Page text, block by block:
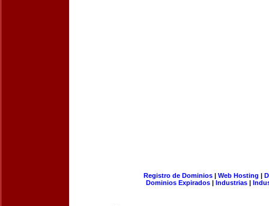
Registro de Dominios| Web Hosting |
Dominios Expirados | Industrias |